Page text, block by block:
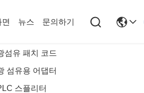
섬유 패치 코드
섬유용 어댑터
스플리터
면 뉴스 문의하기